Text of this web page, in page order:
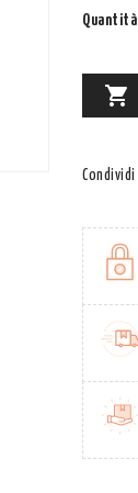
Quantità

Condividi